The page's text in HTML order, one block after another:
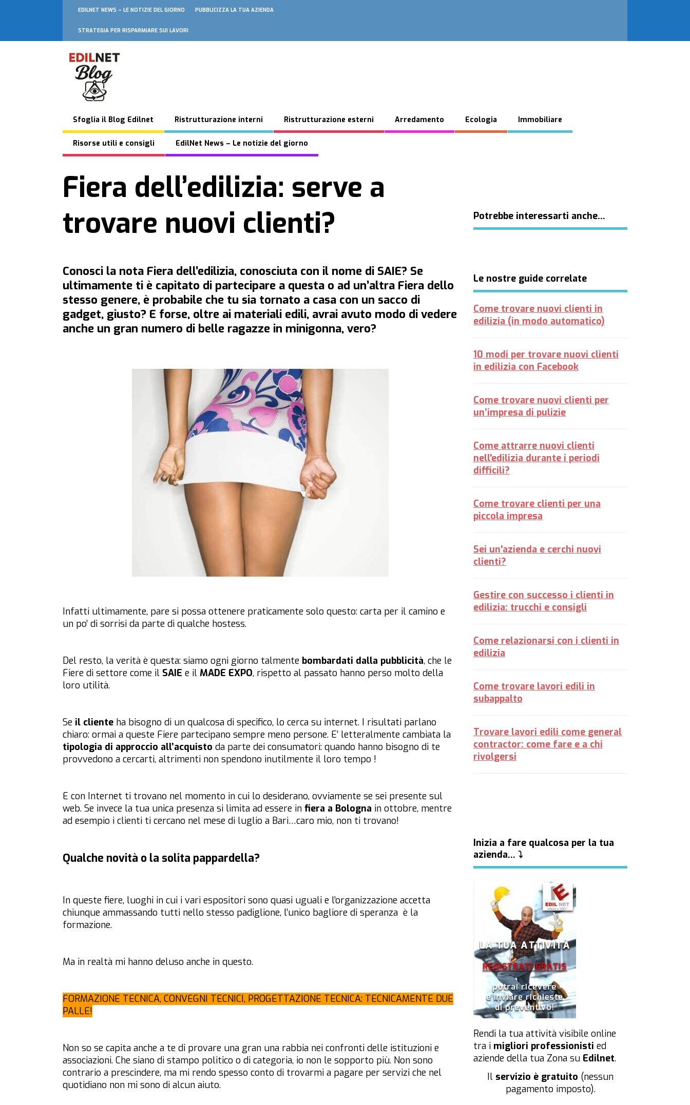
EDILNET NEWS – LE NOTIZIE DEL GIORNO PUBBLICIZZA LA TUA AZIENDA
STRATEGIA PER RISPARMIARE SUI LAVORI
Sfoglia il Blog Edilnet Ristrutturazione interni Ristrutturazione esterni Arredamento Ecologia Immobiliare
Risorse utili e consigli EdilNet News – Le notizie del giorno
Fiera dell’edilizia: serve a
trovare nuovi clienti?
Conosci la nota Fiera dell’edilizia, conosciuta con il nome di SAIE? Se
ultimamente ti è capitato di partecipare a questa o ad un’altra Fiera dello
stesso genere, è probabile che tu sia tornato a casa con un sacco di
gadget, giusto? E forse, oltre ai materiali edili, avrai avuto modo di vedere
anche un gran numero di belle ragazze in minigonna, vero?
Infatti ultimamente, pare si possa ottenere praticamente solo questo: carta per il camino e
un po’ di sorrisi da parte di qualche hostess.
Del resto, la verità è questa: siamo ogni giorno talmente bombardati dalla pubblicità, che le
Fiere di settore come il SAIE e il MADE EXPO, rispetto al passato hanno perso molto della
loro utilità.
Se il cliente ha bisogno di un qualcosa di specifico, lo cerca su internet. I risultati parlano
chiaro: ormai a queste Fiere partecipano sempre meno persone. E’ letteralmente cambiata la
tipologia di approccio all’acquisto da parte dei consumatori: quando hanno bisogno di te
provvedono a cercarti, altrimenti non spendono inutilmente il loro tempo !
E con Internet ti trovano nel momento in cui lo desiderano, ovviamente se sei presente sul
web. Se invece la tua unica presenza si limita ad essere in fiera a Bologna in ottobre, mentre
ad esempio i clienti ti cercano nel mese di luglio a Bari…caro mio, non ti trovano!
Qualche novità o la solita pappardella?
In queste fiere, luoghi in cui i vari espositori sono quasi uguali e l’organizzazione accetta
chiunque ammassando tutti nello stesso padiglione, l’unico bagliore di speranza è la
formazione.
Ma in realtà mi hanno deluso anche in questo.
FORMAZIONE TECNICA, CONVEGNI TECNICI, PROGETTAZIONE TECNICA: TECNICAMENTE DUE
PALLE!
Non so se capita anche a te di provare una gran una rabbia nei confronti delle istituzioni e
associazioni. Che siano di stampo politico o di categoria, io non le sopporto più. Non sono
contrario a prescindere, ma mi rendo spesso conto di trovarmi a pagare per servizi che nel
quotidiano non mi sono di alcun aiuto.
Potrebbe interessarti anche…
Le nostre guide correlate
Come trovare nuovi clienti in
edilizia (in modo automatico)
10 modi per trovare nuovi clienti
in edilizia con Facebook
Come trovare nuovi clienti per
un’impresa di pulizie
Come attrarre nuovi clienti
nell'edilizia durante i periodi
difficili?
Come trovare clienti per una
piccola impresa
Sei un'azienda e cerchi nuovi
clienti?
Gestire con successo i clienti in
edilizia: trucchi e consigli
Come relazionarsi con i clienti in
edilizia
Come trovare lavori edili in
subappalto
Trovare lavori edili come general
contractor: come fare e a chi
rivolgersi
Inizia a fare qualcosa per la tua
azienda… ⤵
Rendi la tua attività visibile online
tra i migliori professionisti ed
aziende della tua Zona su Edilnet.
Il servizio è gratuito (nessun
pagamento imposto).